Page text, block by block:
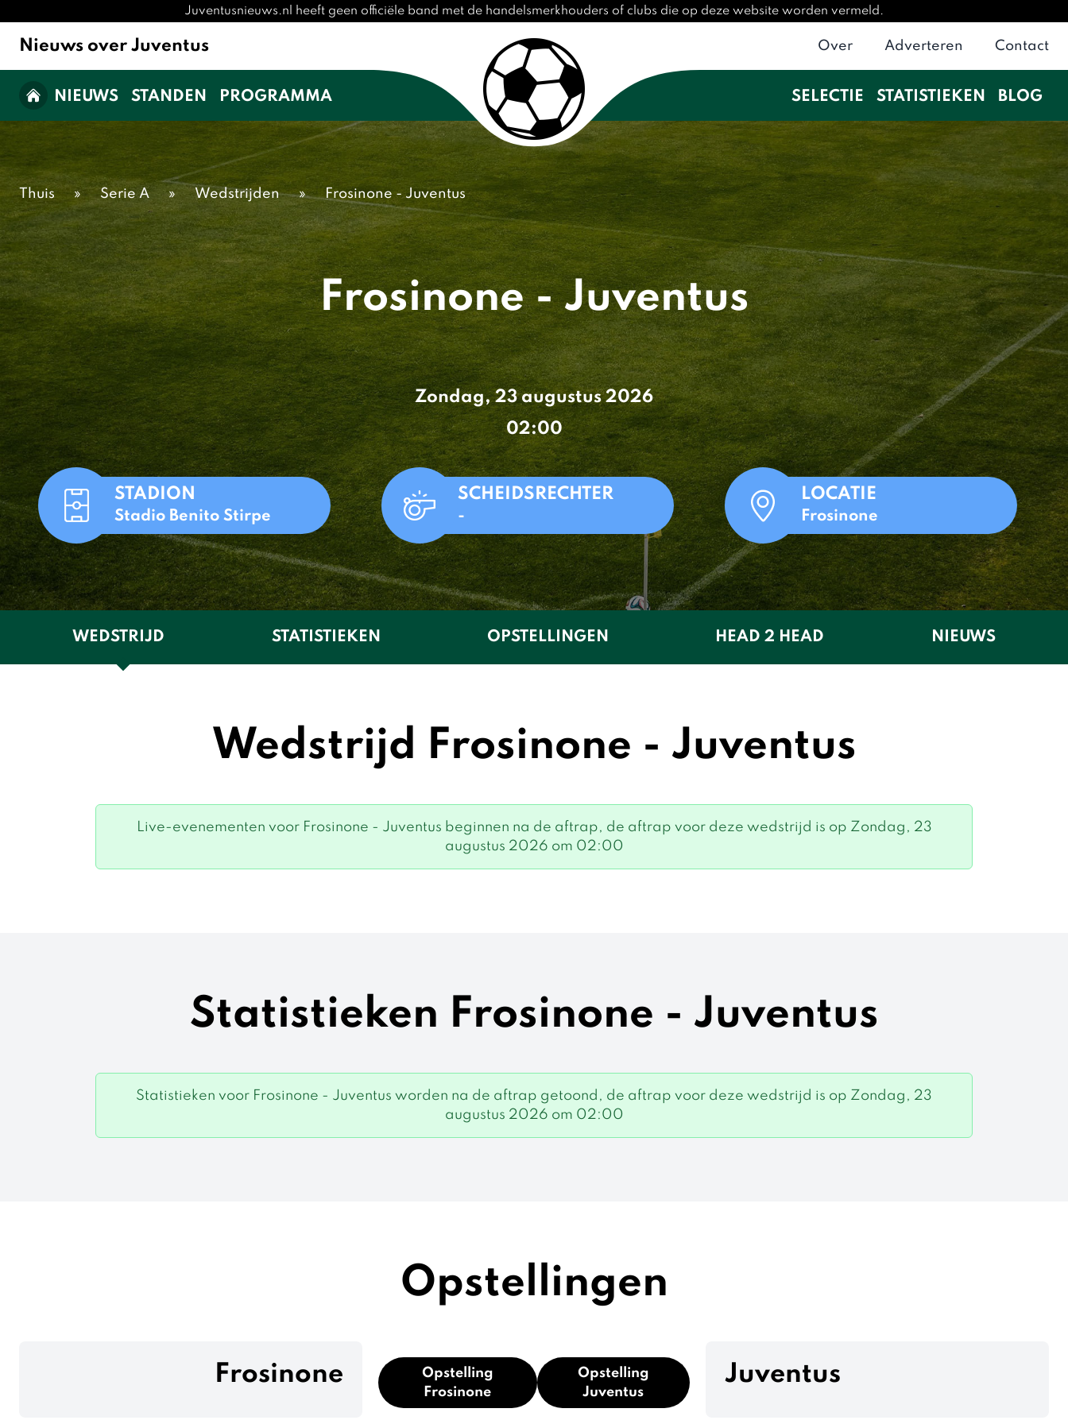
Juventusnieuws.nl heeft geen officiële band met de handelsmerkhouders of clubs die op deze website worden vermeld.
Nieuws over Juventus Over Adverteren Contact
NIEUWS STANDEN PROGRAMMA SELECTIE STATISTIEKEN BLOG
Thuis » Serie A » Wedstrijden » Frosinone - Juventus
Frosinone - Juventus
Zondag, 23 augustus 2026
02:00
STADION
Stadio Benito Stirpe
SCHEIDSRECHTER
-
LOCATIE
Frosinone
WEDSTRIJD STATISTIEKEN OPSTELLINGEN HEAD 2 HEAD NIEUWS
Wedstrijd Frosinone - Juventus
Live-evenementen voor Frosinone - Juventus beginnen na de aftrap, de aftrap voor deze wedstrijd is op Zondag, 23
augustus 2026 om 02:00
Statistieken Frosinone - Juventus
Statistieken voor Frosinone - Juventus worden na de aftrap getoond, de aftrap voor deze wedstrijd is op Zondag, 23
augustus 2026 om 02:00
Opstellingen
Frosinone
Opstelling
Frosinone
Opstelling
Juventus
Juventus